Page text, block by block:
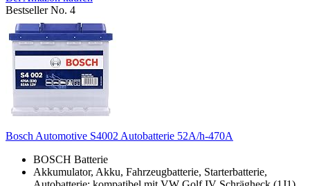
Bestseller No. 4
Bosch Automotive S4002 Autobatterie 52A/h-470A
BOSCH Batterie
Akkumulator, Akku, Fahrzeugbatterie, Starterbatterie,